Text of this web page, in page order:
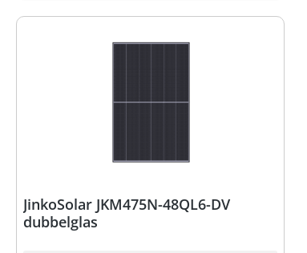
JinkoSolar JKM475N-48QL6-DV
dubbelglas